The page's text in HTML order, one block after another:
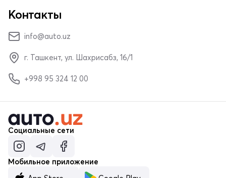
Контакты
info@auto.uz
г. Ташкент, ул. Шахрисабз, 16/1
+998 95 324 12 00
Социальные сети
Мобильное приложение